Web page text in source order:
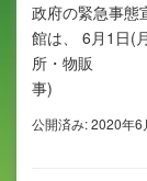
政府の緊急事態
館は、 6月1日(
所・物販
事)
公開済み: 2020年6